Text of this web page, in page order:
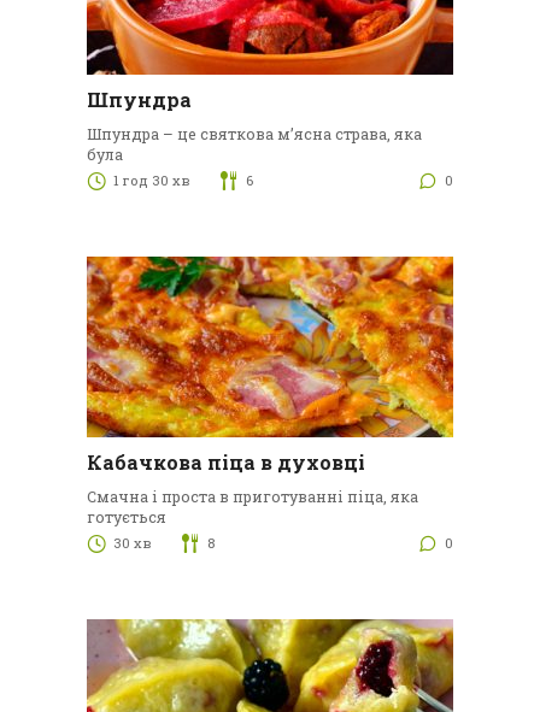
Шпундра
Шпундра – це святкова м’ясна страва, яка
була
1 год 30 хв 6 0
Кабачкова піца в духовці
Смачна і проста в приготуванні піца, яка
готується
30 хв 8 0